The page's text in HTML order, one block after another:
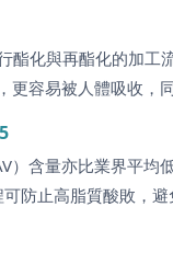
酯化與再酯化的加工
容易被人體吸收，
含量亦比業界平均
防止高脂質酸敗，避